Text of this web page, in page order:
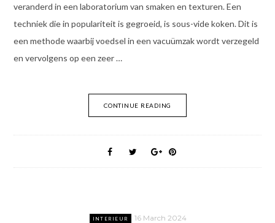
veranderd in een laboratorium van smaken en texturen. Een
techniek die in populariteit is gegroeid, is sous-vide koken. Dit is
een methode waarbij voedsel in een vacuümzak wordt verzegeld
en vervolgens op een zeer …
CONTINUE READING
INTERIEUR 16 March 2024